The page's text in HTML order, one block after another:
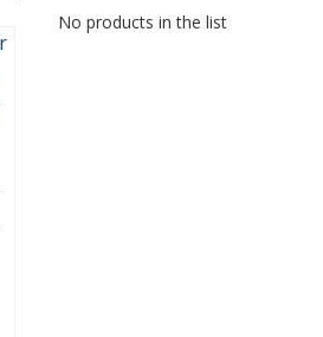
No products in the list